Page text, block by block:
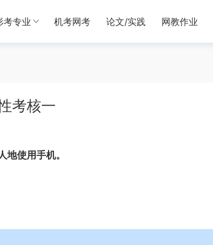
考专业 机考网考 论文/实践 网教作业
考核一
地使用手机。